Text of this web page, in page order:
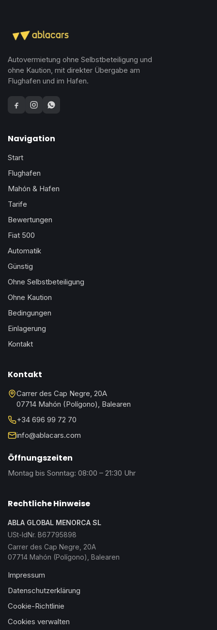
Autovermietung ohne Selbstbeteiligung und
ohne Kaution, mit direkter Übergabe am
Flughafen und im Hafen.
FacebookInstagramWhatsApp
Navigation
Start
Flughafen
Mahón & Hafen
Tarife
Bewertungen
Fiat 500
Automatik
Günstig
Ohne Selbstbeteiligung
Ohne Kaution
Bedingungen
Einlagerung
Kontakt
Kontakt
Carrer des Cap Negre, 20A
07714 Mahón (Polígono), Balearen
+34 696 99 72 70
info@ablacars.com
Öffnungszeiten
Montag bis Sonntag: 08:00 – 21:30 Uhr
Rechtliche Hinweise
ABLA GLOBAL MENORCA SL
USt-IdNr. B67795898
Carrer des Cap Negre, 20A
07714 Mahón (Polígono), Balearen
Impressum
Datenschutzerklärung
Cookie-Richtlinie
Cookies verwalten